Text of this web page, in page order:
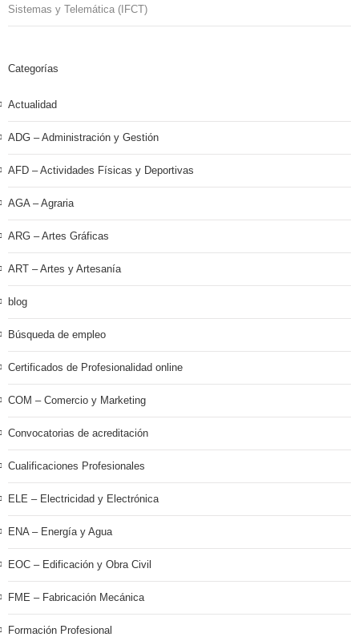
Sistemas y Telemática (IFCT)
Categorías
Actualidad
ADG – Administración y Gestión
AFD – Actividades Físicas y Deportivas
AGA – Agraria
ARG – Artes Gráficas
ART – Artes y Artesanía
blog
Búsqueda de empleo
Certificados de Profesionalidad online
COM – Comercio y Marketing
Convocatorias de acreditación
Cualificaciones Profesionales
ELE – Electricidad y Electrónica
ENA – Energía y Agua
EOC – Edificación y Obra Civil
FME – Fabricación Mecánica
Formación Profesional